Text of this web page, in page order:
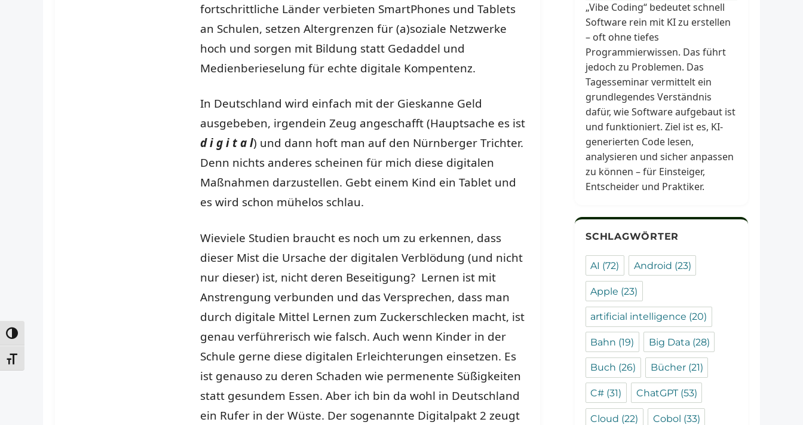
UMSCHALTEN AUF HOHE KONTRASTE
SCHRIFT VERGRÖSSERN
fortschrittliche Länder verbieten SmartPhones und Tablets
an Schulen, setzen Altergrenzen für (a)soziale Netzwerke
hoch und sorgen mit Bildung statt Gedaddel und
Medienberieselung für echte digitale Kompentenz.
In Deutschland wird einfach mit der Gieskanne Geld
ausgebeben, irgendein Zeug angeschafft (Hauptsache es ist
d i g i t a l) und dann hoft man auf den Nürnberger Trichter.
Denn nichts anderes scheinen für mich diese digitalen
Maßnahmen darzustellen. Gebt einem Kind ein Tablet und
es wird schon mühelos schlau.
Wieviele Studien braucht es noch um zu erkennen, dass
dieser Mist die Ursache der digitalen Verblödung (und nicht
nur dieser) ist, nicht deren Beseitigung? Lernen ist mit
Anstrengung verbunden und das Versprechen, dass man
durch digitale Mittel Lernen zum Zuckerschlecken macht, ist
genau verführerisch wie falsch. Auch wenn Kinder in der
Schule gerne diese digitalen Erleichterungen einsetzen. Es
ist genauso zu deren Schaden wie permenente Süßigkeiten
statt gesundem Essen. Aber ich bin da wohl in Deutschland
ein Rufer in der Wüste. Der sogenannte Digitalpakt 2 zeugt
„Vibe Coding“ bedeutet schnell
Software rein mit KI zu erstellen
– oft ohne tiefes
Programmierwissen. Das führt
jedoch zu Problemen. Das
Tagesseminar vermittelt ein
grundlegendes Verständnis
dafür, wie Software aufgebaut ist
und funktioniert. Ziel ist es, KI-
generierten Code lesen,
analysieren und sicher anpassen
zu können – für Einsteiger,
Entscheider und Praktiker.
SCHLAGWÖRTER
AI (72) Android (23)
Apple (23)
artificial intelligence (20)
Bahn (19) Big Data (28)
Buch (26) Bücher(21)
C# (31) ChatGPT(53)
Cloud (22) Cobol (33)